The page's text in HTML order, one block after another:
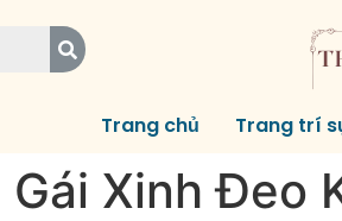
Trang chủ Trang trí
Xinh Đeo